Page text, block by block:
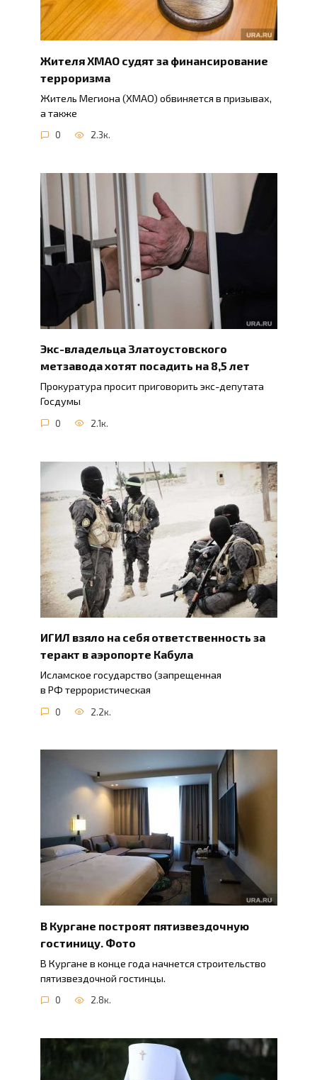
Жителя ХМАО судят за финансирование
терроризма
Житель Мегиона (ХМАО) обвиняется в призывах,
а также
0 2.3к.
Экс-владельца Златоустовского
метзавода хотят посадить на 8,5 лет
Прокуратура просит приговорить экс-депутата
Госдумы
0 2.1к.
ИГИЛ взяло на себя ответственность за
теракт в аэропорте Кабула
Исламское государство (запрещенная
в РФ террористическая
0 2.2к.
В Кургане построят пятизвездочную
гостиницу. Фото
В Кургане в конце года начнется строительство
пятизвездочной гостинцы.
0 2.8к.